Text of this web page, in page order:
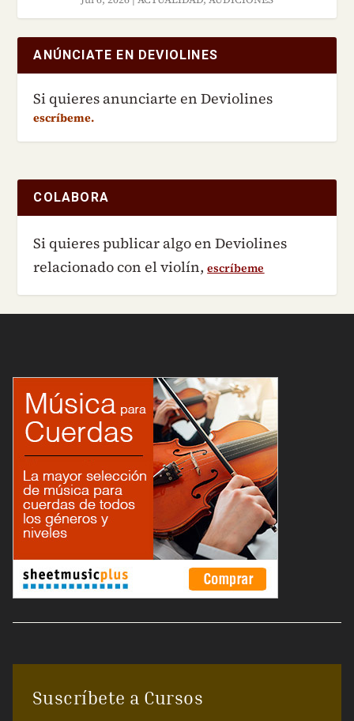
ANÚNCIATE EN DEVIOLINES
Si quieres anunciarte en Deviolines
escríbeme.
COLABORA
Si quieres publicar algo en Deviolines
relacionado con el violín,escríbeme
Suscríbete a Cursos